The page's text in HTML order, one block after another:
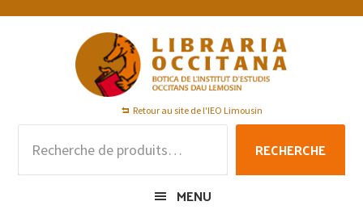
Passer
Passer
Passer
Retour au site de l'IEO Limousin
pour :
RECHERCHE
MENU